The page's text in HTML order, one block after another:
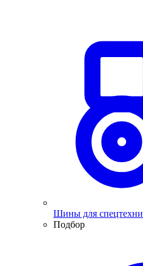
Шины для
Подбор